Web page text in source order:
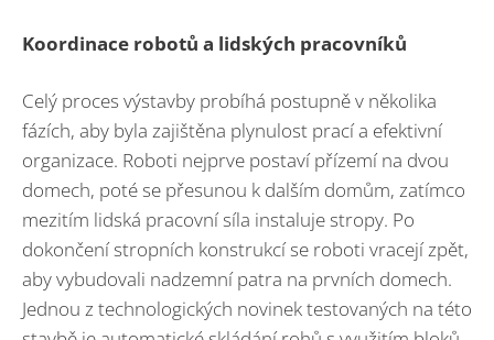
Koordinace robotů a lidských pracovníků
Celý proces výstavby probíhá postupně v několika
fázích, aby byla zajištěna plynulost prací a efektivní
organizace. Roboti nejprve postaví přízemí na dvou
domech, poté se přesunou k dalším domům, zatímco
mezitím lidská pracovní síla instaluje stropy. Po
dokončení stropních konstrukcí se roboti vracejí zpět,
aby vybudovali nadzemní patra na prvních domech.
Jednou z technologických novinek testovaných na této